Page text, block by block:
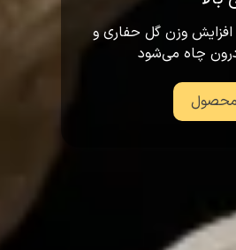
وزن گل حفاری و
چاه می‌شود